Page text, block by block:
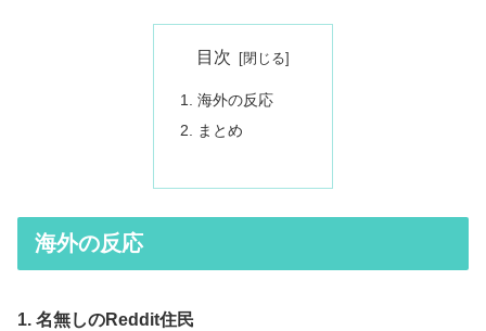
目次
海外の反応
まとめ
海外の反応
1. 名無しのReddit住民